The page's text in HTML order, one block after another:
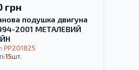
грн
подушка двигуна
2001 МЕТАЛЕВИЙ
PP201825
15шт.